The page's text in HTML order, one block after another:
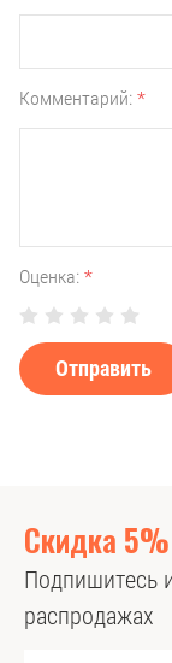
Комментарий: *
Оценка: *
Отправить
Скидка
Подпишитесь
распродажах